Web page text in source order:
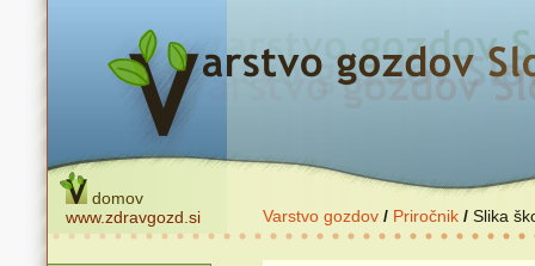
domov
www.zdravgozd.si
Varstvo gozdov / Priročnik / Slika